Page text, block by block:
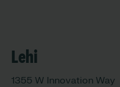
Lehi
1355 W Innovation Way